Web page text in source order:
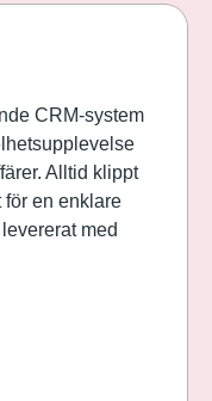
CRM-system
Alltid klippt
för en enklare
med